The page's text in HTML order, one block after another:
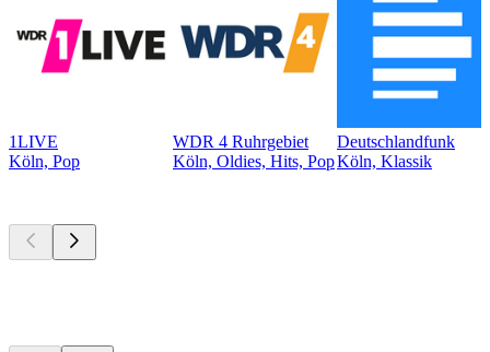
1LIVE
Köln, Pop
WDR 4 Ruhrgebiet
Köln, Oldies, Hits, Pop
Deutschlandfunk
Köln, Klassik